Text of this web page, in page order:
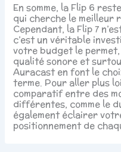
En somme, la Flip 6
qui cherche le meilleur
Cependant, la Flip 7
c’est un véritable
votre budget le
qualité sonore et
Auracast en font le
terme. Pour aller plus
comparatif entre des
différentes, comme le
également éclairer
positionnement de